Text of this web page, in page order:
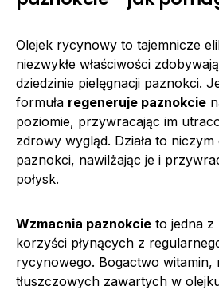
Olejek rycynowy to tajemnicze
niezwykłe właściwości
dziedzinie pielęgnacji paznokci.
formuła regeneruje paznokcie
poziomie, przywracając im
zdrowy wygląd. Działa to niczym
paznokci, nawilżając je i
połysk.
Wzmacnia paznokcie to jedna z
korzyści płynących z
rycynowego. Bogactwo witamin,
tłuszczowych zawartych w